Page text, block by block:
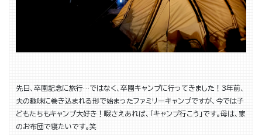
先日、卒園記念に旅行…ではなく、卒園キャンプに行ってきました！3年前、
夫の趣味に巻き込まれる形で始まったファミリーキャンプですが、今では子
どもたちもキャンプ大好き！暇さえあれば、「キャンプ行こう」です。母は、家
のお布団で寝たいです。笑